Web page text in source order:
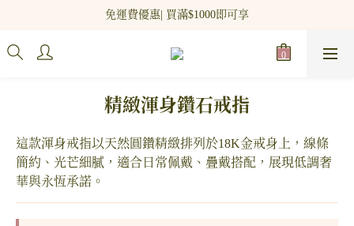
新網站會員登記 即贈$100 購物金!
免運費優惠| 買滿$1000即可享
新網站會員登記 即贈$100 購物金!
精緻渾身鑽石戒指
這款渾身戒指以天然圓鑽精緻排列於18K金戒身上，線條
簡約、光芒細膩，適合日常佩戴、疊戴搭配，展現低調奢
華與永恆承諾。